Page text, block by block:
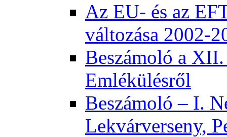
Az EU- és az
változása 2002-
Beszámoló a
Emlékülésről
Beszámoló – I.
Lekvárverseny,